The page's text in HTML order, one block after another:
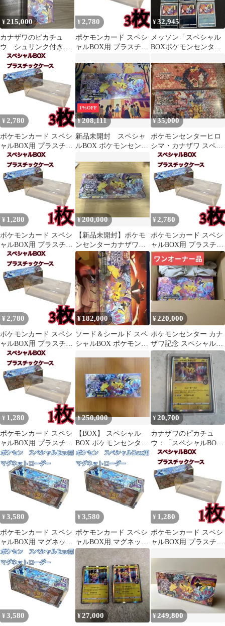
¥215,000
カナザワのピカチュ
ウ シュリンク付き未
開封box
¥ 2,780
ポケモンカード スペシ
ャルBOX用 プラスチッ
¥32,945
メッソン「スペシャル
BOXポケモンセンター
念」 9枚promo
¥ 2,780
ポケモンカード スペシ
ャルBOX用 プラスチッ
クケース フクオカ22
1%OFF
¥208,111
新品未開封 スペシャ
ルBOX ポケモンセンタ
念 シュリンク付
¥35,000
ポケモンセンターヒロ
シマ・カナザワ スペシ
ャルBOX 2点セット
¥ 1,280
ポケモンカード スペシ
ャルBOX用 プラスチッ
クケース フクオカ11
¥200,000
【新品未開封】ポケモ
ンセンターカナザワオ
ープン記念 スペシャル
BOX
¥ 2,780
ポケモンカード スペシ
ャルBOX用 プラスチッ
クケース フクオカ12
¥ 2,780
ポケモンカード スペシ
ャルBOX用 プラスチッ
クケース フクオカ1
¥ 182,000
ソード＆シールド スペ
シャルBOX ポケモンセ
¥220,000
ポケモンセンター カナ
ザワ記念 スペシャル
BOX 未開封
¥ 1,280
ポケモンカード スペシ
ャルBOX用 プラスチッ
クケース フクオカ
¥250,000
【BOX】 スペシャル
BOX ポケモンセンター
カナザワオープン記念
新品未開封
¥20,700
カナザワのピカチュ
ウ：「スペシャルBOX
ポケモンセンターカナ
ザワオープン記念…
¥ 3,580
ポケモンカード スペシ
ャルBOX用 マグネット
ローダー フクオカ3
¥ 3,580
ポケモンカード スペシ
ャルBOX用 マグネット
ローダー フクオカ1
¥ 1,280
ポケモンカード スペシ
ャルBOX用 プラスチッ
¥ 3,580 ¥27,000 ¥249,800